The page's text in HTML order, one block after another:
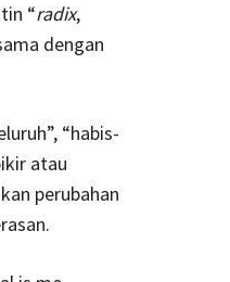
“radix,
dengan
“habis-
atau
perubahan